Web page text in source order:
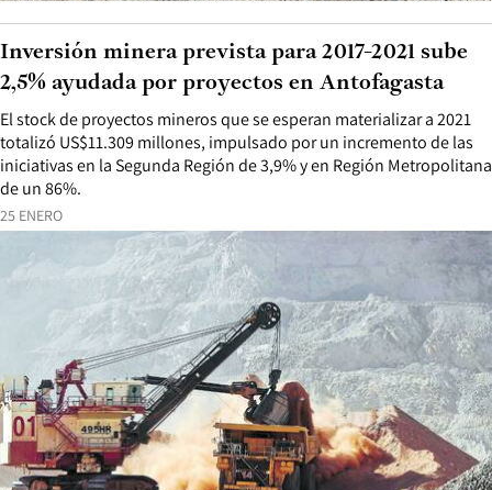
25 ENERO
El stock de proyectos mineros que se esperan materializar a 2021
totalizó US$11.309 millones, impulsado por un incremento de las
iniciativas en la Segunda Región de 3,9% y en Región Metropolitana
de un 86%.
Inversión minera prevista para 2017-2021 sube
2,5% ayudada por proyectos en Antofagasta